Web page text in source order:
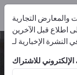
المصنعة
والموردين
والمعارض التجارية
اطلاع قبل الآخرين